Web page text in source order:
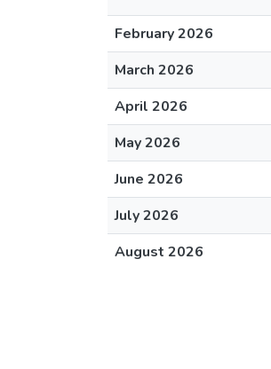
February 2026
March 2026
April 2026
May 2026
June 2026
July 2026
August 2026